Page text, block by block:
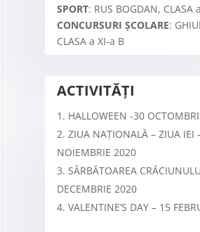
SPORT: RUS BOGDAN, CLASA
CONCURSURI ȘCOLARE:
CLASA a XI-a B
ACTIVITĂȚI
HALLOWEEN -30
ZIUA NAȚIONALĂ – ZIUA IEI
NOIEMBRIE 2020
SĂRBĂTOAREA
DECEMBRIE 2020
VALENTINE’S DAY – 15